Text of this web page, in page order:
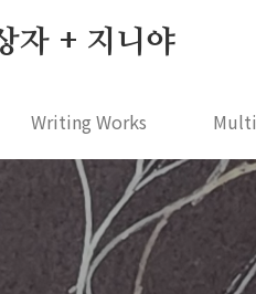
자 + 지니야
Writing Works